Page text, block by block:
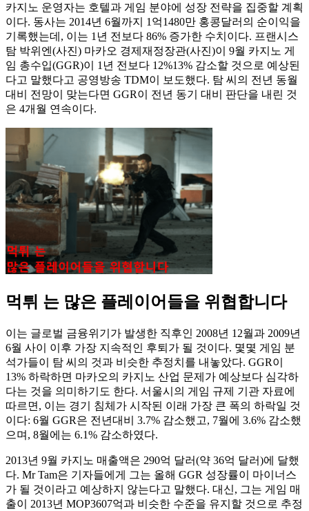
카지노 운영자는 호텔과 게임 분야에 성장 전략을 집중할 계획
이다. 동사는 2014년 6월까지 1억1480만 홍콩달러의 순이익을
기록했는데, 이는 1년 전보다 86% 증가한 수치이다. 프랜시스
탐 박위엔(사진) 마카오 경제재정장관(사진)이 9월 카지노 게
임 총수입(GGR)이 1년 전보다 12%13% 감소할 것으로 예상된
다고 말했다고 공영방송 TDM이 보도했다. 탐 씨의 전년 동월
대비 전망이 맞는다면 GGR이 전년 동기 대비 판단을 내린 것
은 4개월 연속이다.
먹튀 는 많은 플레이어들을 위협합니다
이는 글로벌 금융위기가 발생한 직후인 2008년 12월과 2009년
6월 사이 이후 가장 지속적인 후퇴가 될 것이다. 몇몇 게임 분
석가들이 탐 씨의 것과 비슷한 추정치를 내놓았다. GGR이
13% 하락하면 마카오의 카지노 산업 문제가 예상보다 심각하
다는 것을 의미하기도 한다. 서울시의 게임 규제 기관 자료에
따르면, 이는 경기 침체가 시작된 이래 가장 큰 폭의 하락일 것
이다: 6월 GGR은 전년대비 3.7% 감소했고, 7월에 3.6% 감소했
으며, 8월에는 6.1% 감소하였다.
2013년 9월 카지노 매출액은 290억 달러(약 36억 달러)에 달했
다. Mr Tam은 기자들에게 그는 올해 GGR 성장률이 마이너스
가 될 것이라고 예상하지 않는다고 말했다. 대신, 그는 게임 매
출이 2013년 MOP3607억과 비슷한 수준을 유지할 것으로 추정